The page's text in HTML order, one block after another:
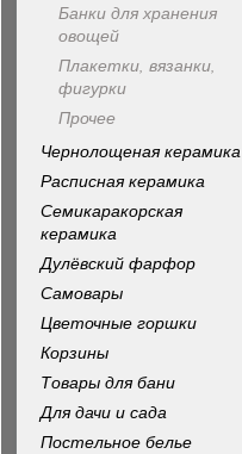
Банки для хранения
овощей
Плакетки, вязанки,
фигурки
Прочее
Чернолощеная керамика
Расписная керамика
Семикаракорская
керамика
Дулёвский фарфор
Самовары
Цветочные горшки
Корзины
Товары для бани
Для дачи и сада
Постельное белье